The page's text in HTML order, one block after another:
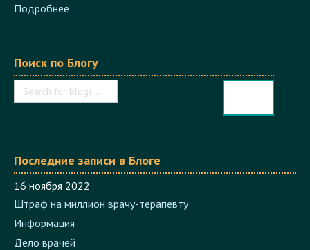
Подробнее
Поиск по Блогу
Последние записи в Блоге
16 ноября 2022
Штраф на миллион врачу-терапевту
Информация
Дело врачей